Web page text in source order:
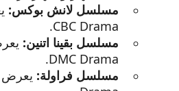
مسلسل لانش بوكس:
CBC Drama.
مسلسل بقينا اتنين:
DMC Drama.
مسلسل فراولة: